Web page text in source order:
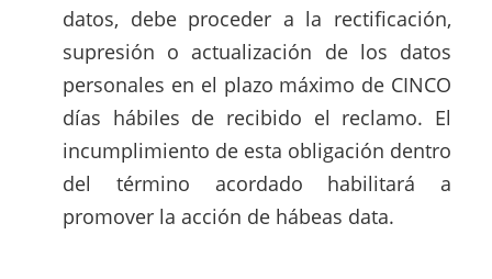
datos, debe proceder a la rectificación,
supresión o actualización de los datos
personales en el plazo máximo de CINCO
días hábiles de recibido el reclamo. El
incumplimiento de esta obligación dentro
del término acordado habilitará a
promover la acción de hábeas data.